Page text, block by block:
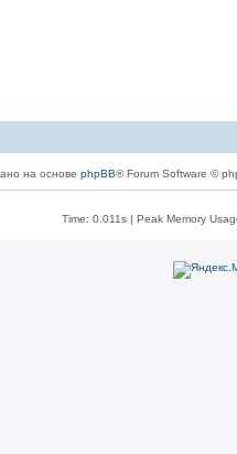
на основе phpBB® Forum Software ©
Time: 0.011s | Peak Memory